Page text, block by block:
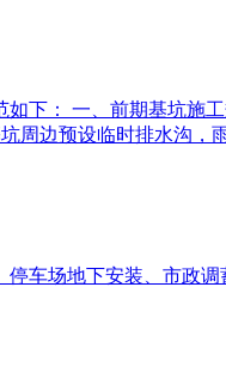
下： 一、前期基坑施
周边预设临时排水沟，
车场地下安装、市政